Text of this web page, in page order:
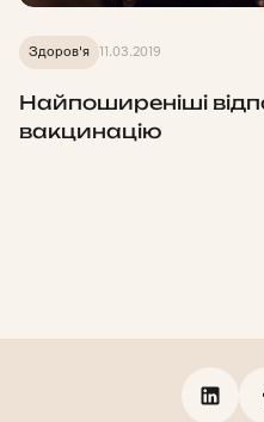
Здоров'я 11.03.2019
Найпоширеніші
вакцинацію